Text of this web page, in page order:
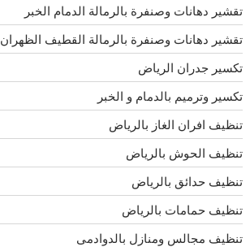
تقشير دهانات وصنفرة بالرمالة الدمام الخبر
تقشير دهانات وصنفرة بالرمالة القطيف الظهران
تكسير جدران الرياض
تكسير وترميم بالدمام و الخبر
تنظيف افران الغاز بالرياض
تنظيف الحوش بالرياض
تنظيف حدائق بالرياض
تنظيف حمامات بالرياض
تنظيف مجالس ومنازل بالدوادمى